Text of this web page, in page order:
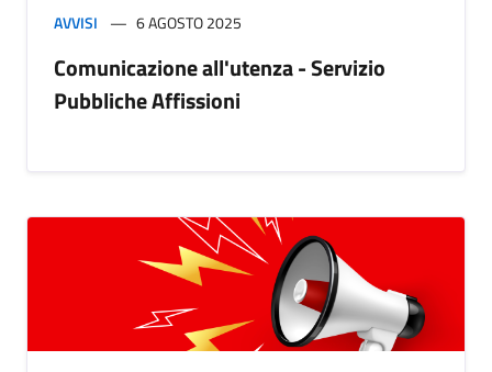
AVVISI 6 AGOSTO 2025
Comunicazione all'utenza - Servizio
Pubbliche Affissioni